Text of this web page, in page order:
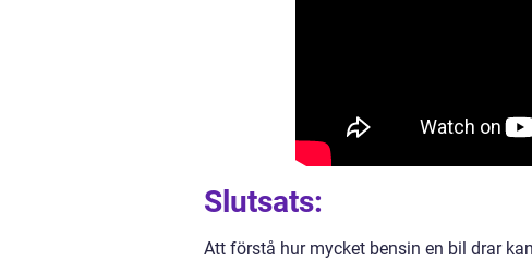
Slutsats:
Att förstå hur mycket bensin en bil drar